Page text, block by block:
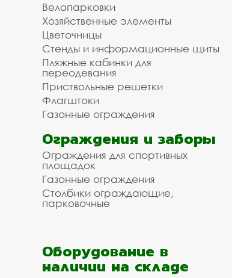
Велопарковки
Хозяйственные элементы
Цветочницы
Стенды и информационные щиты
Пляжные кабинки для
переодевания
Приствольные решетки
Флагштоки
Газонные ограждения
Ограждения и заборы
Ограждения для спортивных
площадок
Газонные ограждения
Столбики ограждающие,
парковочные
Оборудование в
наличии на складе